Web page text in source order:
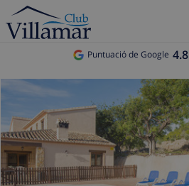
Puntuació de Google 4.8